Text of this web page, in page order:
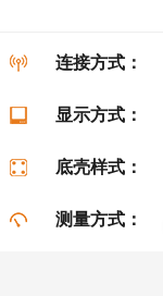
连接方式：
显示方式：
底壳样式：
测量方式：